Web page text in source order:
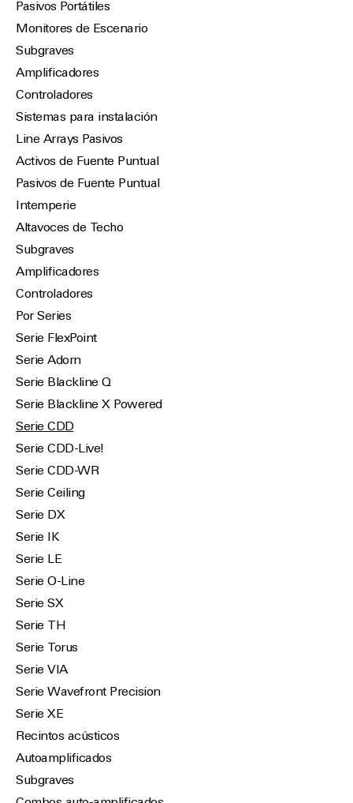
Pasivos Portátiles
Monitores de Escenario
Subgraves
Amplificadores
Controladores
Sistemas para instalación
Line Arrays Pasivos
Activos de Fuente Puntual
Pasivos de Fuente Puntual
Intemperie
Altavoces de Techo
Subgraves
Amplificadores
Controladores
Por Series
Serie FlexPoint
Serie Adorn
Serie Blackline Q
Serie Blackline X Powered
Serie CDD
Serie CDD-Live!
Serie CDD-WR
Serie Ceiling
Serie DX
Serie IK
Serie LE
Serie O-Line
Serie SX
Serie TH
Serie Torus
Serie VIA
Serie Wavefront Precision
Serie XE
Recintos acústicos
Autoamplificados
Subgraves